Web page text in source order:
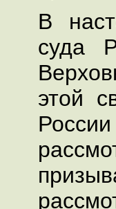
В
суда
этой